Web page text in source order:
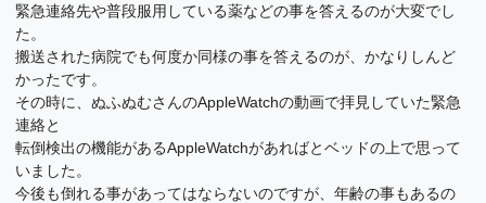
緊急連絡先や普段服用している薬などの事を答えるのが大変でし
た。
搬送された病院でも何度か同様の事を答えるのが、かなりしんど
かったです。
その時に、ぬふぬむさんのAppleWatchの動画で拝見していた緊急
連絡と
転倒検出の機能があるAppleWatchがあればとベッドの上で思って
いました。
今後も倒れる事があってはならないのですが、年齢の事もあるの